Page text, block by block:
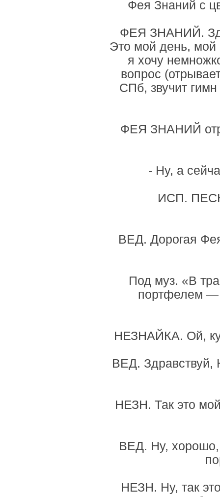
Фея Знаний с
ФЕЯ ЗНАНИЙ.
Это мой день, мой
я хочу
вопрос
СПб, звучит
ФЕЯ ЗНАНИЙ
- Ну, а
ИСП.
ВЕД. Дорогая
Под муз. «В
портфелем —
НЕЗНАЙКА. Ой,
ВЕД. Здравствуй,
НЕЗН. Так это
ВЕД. Ну, хорошо,
НЕЗН. Ну, так